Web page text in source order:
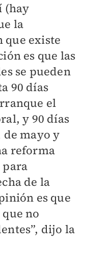
(hay
la
que existe
es que las
se pueden
90 días
el
y 90 días
de mayo y
reforma
de la
es que
no
dijo la